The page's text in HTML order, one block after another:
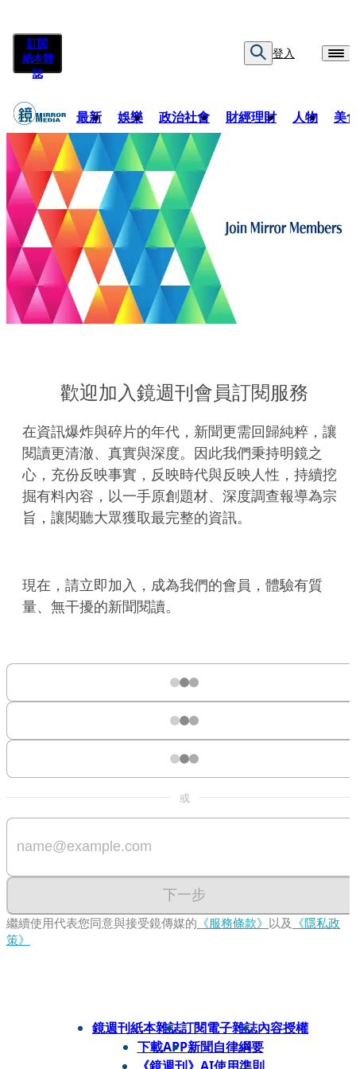
訂閱
紙本雜
誌
登入
最新 娛樂 政治社會 財經理財 人物 美
歡迎加入鏡週刊會員訂閱服務
在資訊爆炸與碎片的年代，新聞更需回歸純粹，讓
閱讀更清澈、真實與深度。因此我們秉持明鏡之
心，充份反映事實，反映時代與反映人性，持續挖
掘有料內容，以一手原創題材、深度調查報導為宗
旨，讓閱聽大眾獲取最完整的資訊。
現在，請立即加入，成為我們的會員，體驗有質
量、無干擾的新聞閱讀。
或
下一步
繼續使用代表您同意與接受鏡傳媒的 《服務條款》 以及 《隱私政
策》
鏡週刊紙本雜誌訂閱電子雜誌內容授權
下載APP新聞自律綱要